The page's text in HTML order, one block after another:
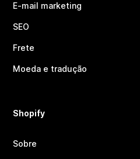
E-mail marketing
SEO
Frete
Moeda e tradução
Shopify
Sobre